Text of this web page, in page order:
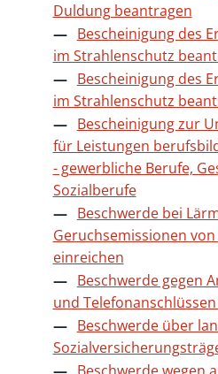
Duldung beantragen
Bescheinigung des
im Strahlenschutz
Bescheinigung des
im Strahlenschutz
Bescheinigung zur
für Leistungen
- gewerbliche Berufe,
Sozialberufe
Beschwerde bei
Geruchsemissionen
einreichen
Beschwerde gegen
und
Beschwerde über